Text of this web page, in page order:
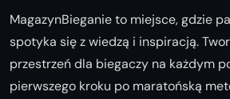
MagazynBieganie to miejsce, gdzie
spotyka się z wiedzą i inspiracją.
przestrzeń dla biegaczy na każdym
pierwszego kroku po maratońską